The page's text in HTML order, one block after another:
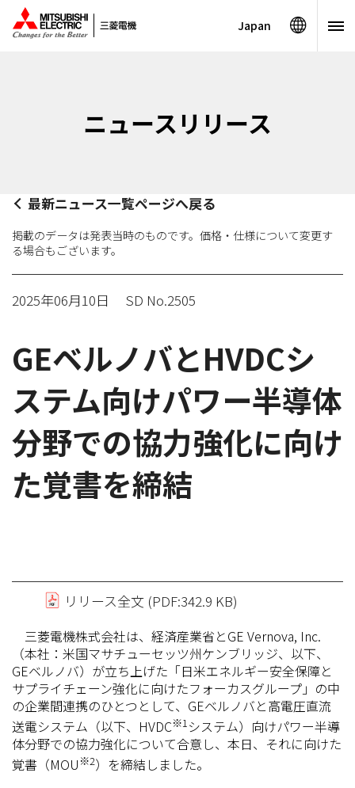
Japan
ニュースリリース
最新ニュース一覧ページへ戻る
掲載のデータは発表当時のものです。価格・仕様について変更す
る場合もございます。
2025年06月10日 SD No.2505
GEベルノバとHVDCシ
ステム向けパワー半導体
分野での協力強化に向け
た覚書を締結
リリース全文 (PDF:342.9 KB)
三菱電機株式会社は、経済産業省とGE Vernova, Inc.
（本社：米国マサチューセッツ州ケンブリッジ、以下、
GEベルノバ）が立ち上げた「日米エネルギー安全保障と
サプライチェーン強化に向けたフォーカスグループ」の中
の企業間連携のひとつとして、GEベルノバと高電圧直流
送電システム（以下、HVDC※1 システム）向けパワー半導
体分野での協力強化について合意し、本日、それに向けた
覚書（MOU ※2）を締結しました。